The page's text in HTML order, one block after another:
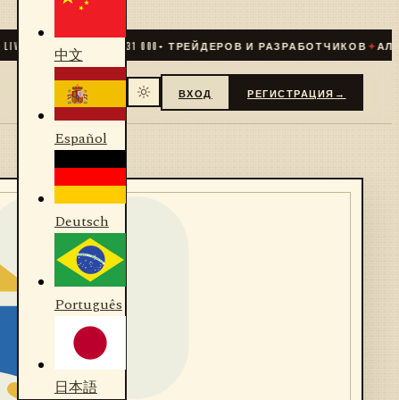
✦ СООБЩЕСТВО 31 000+ ТРЕЙДЕРОВ И РАЗРАБОТЧИКОВ✦
中文
Español
Deutsch
Português
日本語
ВХОД РЕГИСТРАЦИЯ →